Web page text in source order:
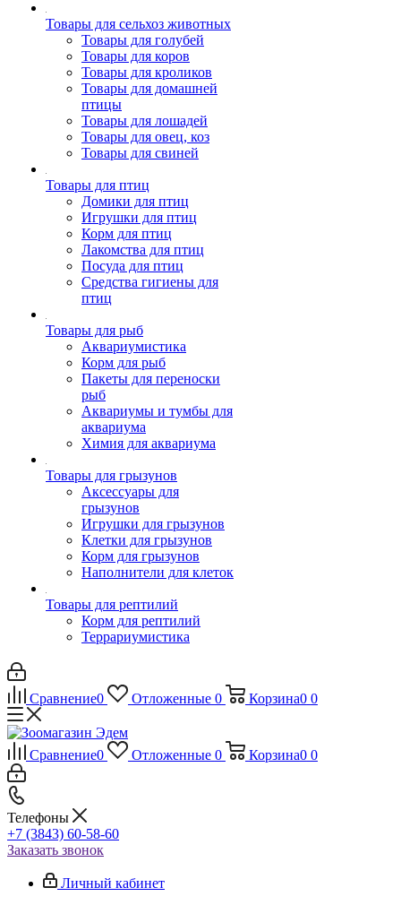
Товары для сельхоз животных
Товары для голубей
Товары для коров
Товары для кроликов
Товары для домашней
птицы
Товары для лошадей
Товары для овец, коз
Товары для свиней
Товары для птиц
Домики для птиц
Игрушки для птиц
Корм для птиц
Лакомства для птиц
Посуда для птиц
Средства гигиены для
птиц
Товары для рыб
Аквариумистика
Корм для рыб
Пакеты для переноски
рыб
Аквариумы и тумбы для
аквариума
Химия для аквариума
Товары для грызунов
Аксессуары для
грызунов
Игрушки для грызунов
Клетки для грызунов
Корм для грызунов
Наполнители для клеток
Товары для рептилий
Корм для рептилий
Террариумистика
Сравнение0 Отложенные 0 Корзина0 0
Сравнение0 Отложенные 0 Корзина0 0
Телефоны
+7 (3843) 60-58-60
Заказать звонок
Личный кабинет